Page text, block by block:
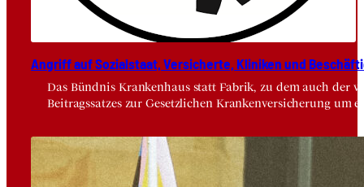
Angriff auf Sozi­al­staat, Ver­si­cher­te, Kli­ni­ken und
Das Bündnis Krankenhaus statt Fabrik, zu dem auch der
Beitragssatzes zur Gesetzlichen Krankenversicherung um